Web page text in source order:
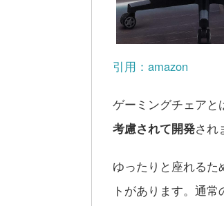
引用：amazon
ゲーミングチェアと
考慮されて開発され
ゆったりと座れるた
トがあります。通